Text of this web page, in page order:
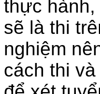
thực
sẽ là thi
nghiệm
cách thi